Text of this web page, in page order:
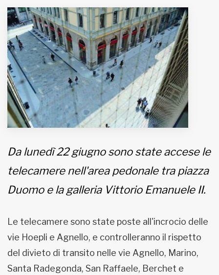
Inviateci le vostre segnalazioni
Iscriviti alla newsletter
www.viveremilano.info
Fondato e diretto da Enzo De
Bernardis
EDB edizioni - Via Brivio angolo C.
Informativa sulla privacy
Da lunedì 22 giugno sono state accese le
telecamere nell'area pedonale tra piazza
Duomo e la galleria Vittorio Emanuele II.
Le telecamere sono state poste all'incrocio delle
vie Hoepli e Agnello, e controlleranno il rispetto
del divieto di transito nelle vie Agnello, Marino,
Santa Radegonda, San Raffaele, Berchet e